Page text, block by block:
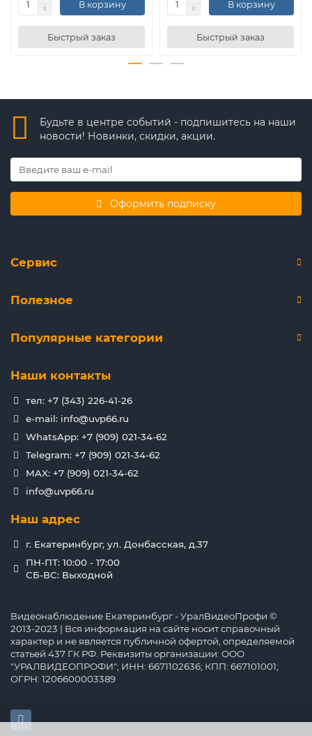
В корзину
Быстрый заказ
В корзину
Быстрый заказ
Будьте в центре событий - подпишитесь на наши
новости! Новинки, скидки, акции.
Оформить подписку
Сервис
Полезное
Популярные категории
Наши контакты
тел: +7 (343) 226-41-26
e-mail: info@uvp66.ru
WhatsApp: +7 (909) 021-34-62
Telegram: +7 (909) 021-34-62
MAX: +7 (909) 021-34-62
info@uvp66.ru
Наш адрес
г. Екатеринбург, ул. Донбасская, д.37
ПН-ПТ: 10:00 - 17:00
СБ-ВС: Выходной
Видеонаблюдение Екатеринбург - УралВидеоПрофи ©
2013-2023 | Вся информация на сайте носит справочный
характер и не является публичной офертой, определяемой
статьей 437 ГК РФ. Реквизиты организации: ООО
"УРАЛВИДЕОПРОФИ"; ИНН: 6671102636; КПП: 667101001;
ОГРН: 1206600003389